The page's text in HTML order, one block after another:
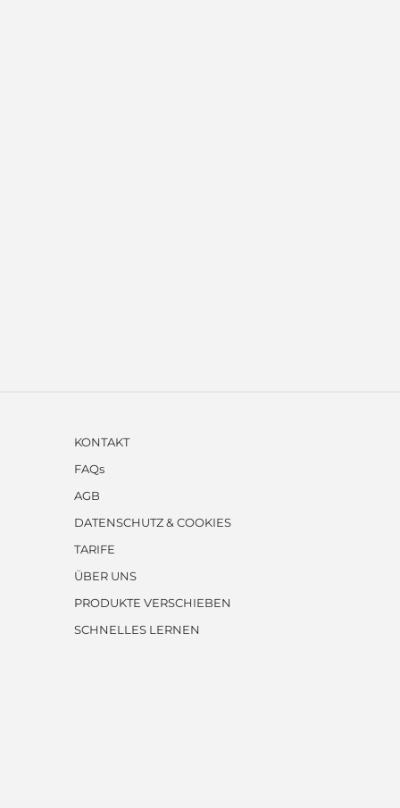
KONTAKT
FAQs
AGB
DATENSCHUTZ & COOKIES
TARIFE
ÜBER UNS
PRODUKTE VERSCHIEBEN
SCHNELLES LERNEN